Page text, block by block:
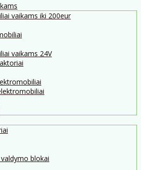
vaikams iki 200eur
vaikams 24V
blokai